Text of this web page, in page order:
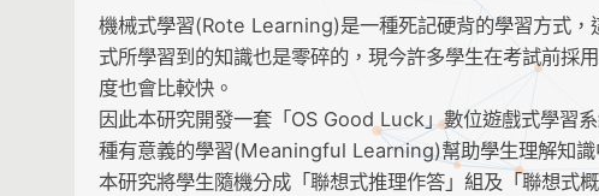
機械式學習(Rote Learning)是一種死記硬背的學習方式
式所學習到的知識也是零碎的，現今許多學生在考試前採
度也會比較快。
因此本研究開發一套「OS Good Luck」數位遊戲式學習
種有意義的學習(Meaningful Learning)幫助學生理解知識
本研究將學生隨機分成「聯想式推理作答」組及「聯想式